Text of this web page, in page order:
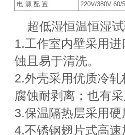
电 源 配 置
220V/380V 60/
超低湿恒温恒湿
1.工作室内壁采用
蚀且易于清洗。
2.外壳采用优质冷
腐蚀耐剥离；也有
3.保温隔热层采用
4.不锈钢翅片式高